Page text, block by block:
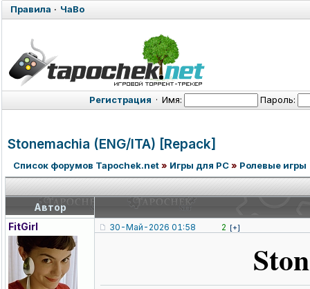
Правила · ЧаВо
Регистрация · Имя: Пароль:
Stonemachia (ENG/ITA) [Repack]
Список форумов Tapochek.net» Игры для PC» Ролевые игры
Автор
FitGirl
30-Май-2026 01:58 2 [+]